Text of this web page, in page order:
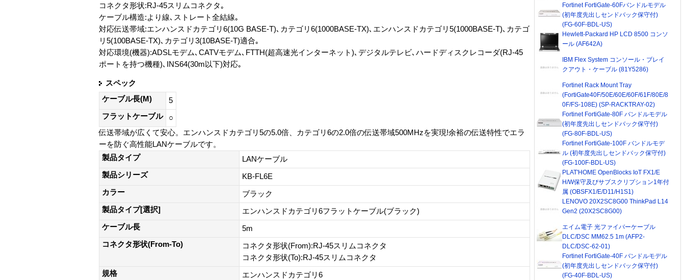
コネクタ形状:RJ-45スリムコネクタ｡
ケーブル構造:より線､ストレート全結線｡
対応伝送帯域:エンハンスドカテゴリ6(10G BASE-T)､カテゴリ6(1000BASE-TX)､エンハンスドカテゴリ5(1000BASE-T)､カテゴ
リ5(100BASE-TX)､カテゴリ3(10BASE-T)適合｡
対応環境(機器):ADSLモデム､CATVモデム､FTTH(超高速光インターネット)､デジタルテレビ､ハードディスクレコーダ(RJ-45
ポートを持つ機種)､INS64(30m以下)対応｡
スペック
ケーブル長(M)
5
フラットケーブル
○
伝送帯域が広くて安心。エンハンスドカテゴリ5の5.0倍、カテゴリ6の2.0倍の伝送帯域500MHzを実現!余裕の伝送特性でエラ
ーを防ぐ高性能LANケーブルです。
製品タイプ
LANケーブル
製品シリーズ
KB-FL6E
カラー
ブラック
製品タイプ[選択]
エンハンスドカテゴリ6フラットケーブル(ブラック)
ケーブル長
5m
コネクタ形状(From-To)
コネクタ形状(From):RJ-45スリムコネクタ
コネクタ形状(To):RJ-45スリムコネクタ
規格
エンハンスドカテゴリ6
Fortinet FortiGate-60Fバンドルモデル
(初年度先出しセンドバック保守付)
(FG-60F-BDL-US)
Hewlett-Packard HP LCD 8500 コンソ
ール (AF642A)
IBM Flex System コンソール・ブレイ
クアウト・ケーブル (81Y5286)
Fortinet Rack Mount Tray
(FortiGate40F/50E/60E/60F/61F/80E/8
0F/FS-108E) (SP-RACKTRAY-02)
Fortinet FortiGate-80F バンドルモデル
(初年度先出しセンドバック保守付)
(FG-80F-BDL-US)
Fortinet FortiGate-100F バンドルモデ
ル (初年度先出しセンドバック保守付)
(FG-100F-BDL-US)
PLAT'HOME OpenBlocks IoT FX1/E
H/W保守及びサブスクリプション1年付
属 (OBSFX1/E/D11/H1S1)
LENOVO 20X2SC8G00 ThinkPad L14
Gen2 (20X2SC8G00)
エイム電子 光ファイバーケーブル
DLC/DSC MM62.5 1m (AFP2-
DLC/DSC-62-01)
Fortinet FortiGate-40F バンドルモデル
(初年度先出しセンドバック保守付)
(FG-40F-BDL-US)